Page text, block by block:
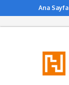
Ana Sayfa